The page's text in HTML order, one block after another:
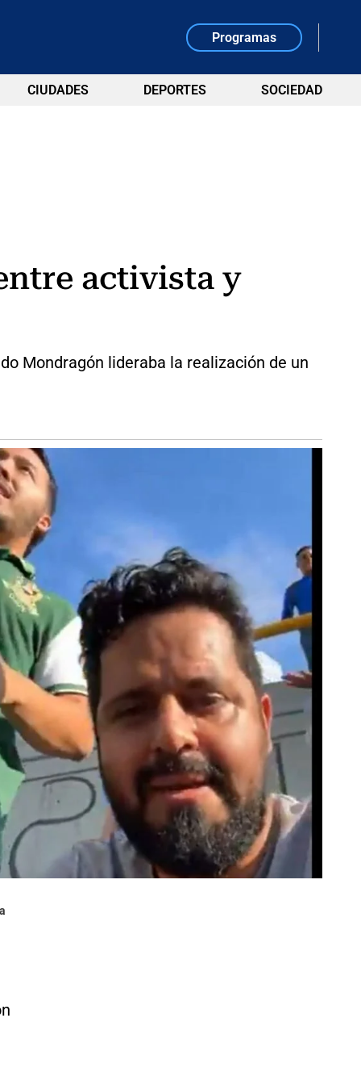
Programas
CIUDADES DEPORTES SOCIEDAD
activista y
Mondragón lideraba la realización de un